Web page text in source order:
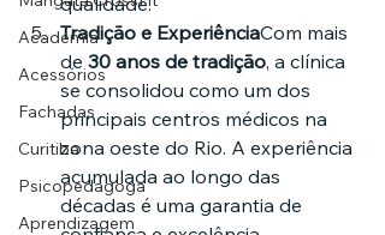
Academia
Acessórios
Fachadas
Curitiba
Psicopedagoga
Aprendizagem
Tradição e ExperiênciaCom mais
de 30 anos de tradição, a clínica
se consolidou como um dos
principais centros médicos na
zona oeste do Rio. A experiência
acumulada ao longo das
décadas é uma garantia de